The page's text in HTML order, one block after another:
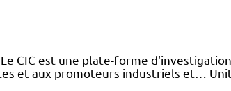
CIC est une plate-forme
et aux promoteurs industriels et…